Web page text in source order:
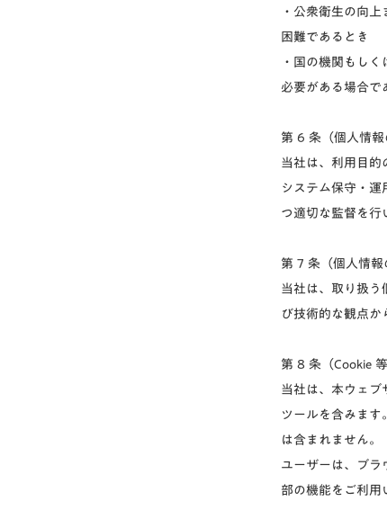
・公衆衛生の向
困難であるとき
・国の機関もし
必要がある場合
第 6 条（個人情報
当社は、利用目
システム保守・
つ適切な監督を行
第 7 条（個人情報
当社は、取り扱
び技術的な観点か
第 8 条（Cookie
当社は、本ウェ
ツールを含みま
は含まれません。
ユーザーは、ブ
部の機能をご利用